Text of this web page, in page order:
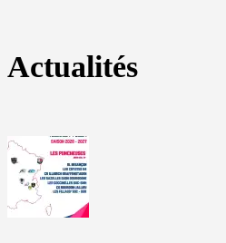
Actualités